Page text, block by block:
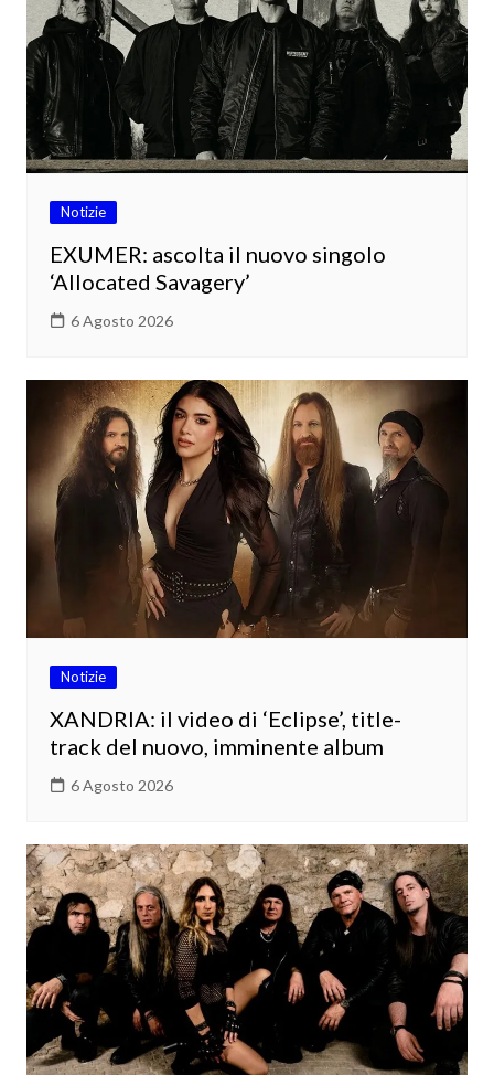
Notizie
EXUMER: ascolta il nuovo singolo
‘Allocated Savagery’
6 Agosto 2026
Notizie
XANDRIA: il video di ‘Eclipse’, title-
track del nuovo, imminente album
6 Agosto 2026